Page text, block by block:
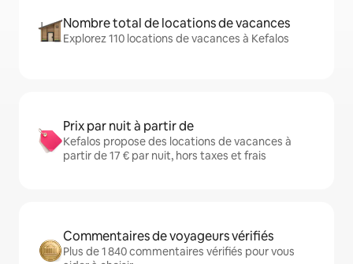
Nombre total de locations de vacances
Explorez 110 locations de vacances à Kefalos
Prix par nuit à partir de
Kefalos propose des locations de vacances à
partir de 17 € par nuit, hors taxes et frais
Commentaires de voyageurs vérifiés
Plus de 1 840 commentaires vérifiés pour vous